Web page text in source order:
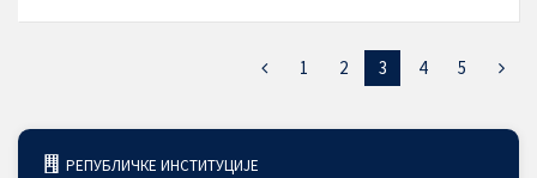
1 2 3 4 5
РЕПУБЛИЧКЕ ИНСТИТУЦИЈЕ